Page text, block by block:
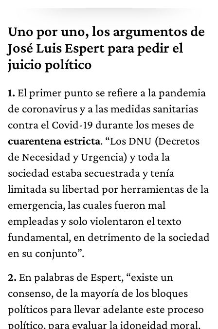
Uno por uno, los argumentos de
José Luis Espert para pedir el
juicio político
1. El primer punto se refiere a la pandemia
de coronavirus y a las medidas sanitarias
contra el Covid-19 durante los meses de
cuarentena estricta. “Los DNU (Decretos
de Necesidad y Urgencia) y toda la
sociedad estaba secuestrada y tenía
limitada su libertad por herramientas de la
emergencia, las cuales fueron mal
empleadas y solo violentaron el texto
fundamental, en detrimento de la sociedad
en su conjunto”.
2. En palabras de Espert, “existe un
consenso, de la mayoría de los bloques
políticos para llevar adelante este proceso
político, para evaluar la idoneidad moral,